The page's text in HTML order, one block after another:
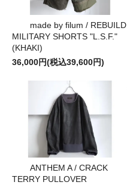
made by filum / REBUILD
MILITARY SHORTS "L.S.F."
(KHAKI)
36,000円(税込39,600円)
ANTHEM A / CRACK
TERRY PULLOVER